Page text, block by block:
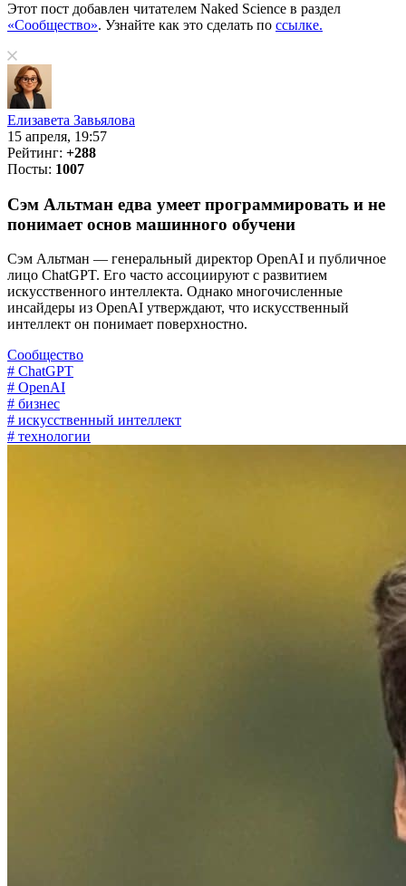
Этот пост добавлен читателем Naked Science в раздел
«Сообщество». Узнайте как это сделать по ссылке.
Елизавета Завьялова
15 апреля, 19:57
Рейтинг: +288
Посты: 1007
Сэм Альтман едва умеет программировать и не
понимает основ машинного обучени
Сэм Альтман — генеральный директор OpenAI и публичное
лицо ChatGPT. Его часто ассоциируют с развитием
искусственного интеллекта. Однако многочисленные
инсайдеры из OpenAI утверждают, что искусственный
интеллект он понимает поверхностно.
Сообщество
# ChatGPT
# OpenAI
# бизнес
# искусственный интеллект
# технологии